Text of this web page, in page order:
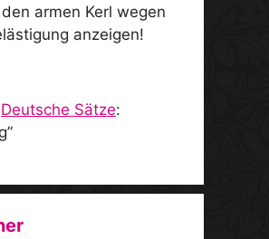
armen Kerl wegen
anzeigen!
Deutsche Sätze:
”